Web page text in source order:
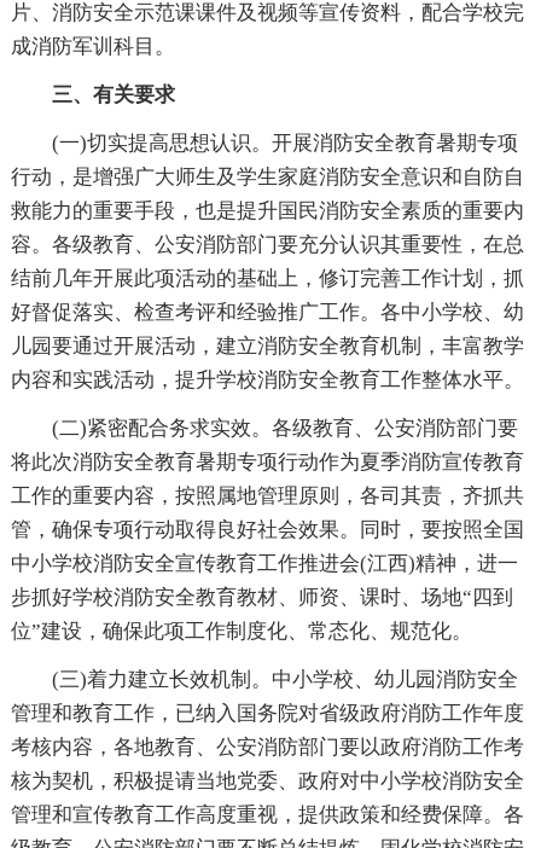
片、消防安全示范课课件及视频等宣传资料，配合学校完
成消防军训科目。
三、有关要求
(一)切实提高思想认识。开展消防安全教育暑期专项
行动，是增强广大师生及学生家庭消防安全意识和自防自
救能力的重要手段，也是提升国民消防安全素质的重要内
容。各级教育、公安消防部门要充分认识其重要性，在总
结前几年开展此项活动的基础上，修订完善工作计划，抓
好督促落实、检查考评和经验推广工作。各中小学校、幼
儿园要通过开展活动，建立消防安全教育机制，丰富教学
内容和实践活动，提升学校消防安全教育工作整体水平。
(二)紧密配合务求实效。各级教育、公安消防部门要
将此次消防安全教育暑期专项行动作为夏季消防宣传教育
工作的重要内容，按照属地管理原则，各司其责，齐抓共
管，确保专项行动取得良好社会效果。同时，要按照全国
中小学校消防安全宣传教育工作推进会(江西)精神，进一
步抓好学校消防安全教育教材、师资、课时、场地“四到
位”建设，确保此项工作制度化、常态化、规范化。
(三)着力建立长效机制。中小学校、幼儿园消防安全
管理和教育工作，已纳入国务院对省级政府消防工作年度
考核内容，各地教育、公安消防部门要以政府消防工作考
核为契机，积极提请当地党委、政府对中小学校消防安全
管理和宣传教育工作高度重视，提供政策和经费保障。各